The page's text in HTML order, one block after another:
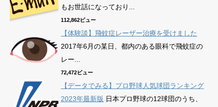
もお世話になっており...
112,862ビュー
【体験談】飛蚊症レーザー治療を受けました
2017年6月の某日、都内のある眼科で飛蚊症の
レー...
72,472ビュー
【データでみる】プロ野球人気球団ランキング
2023年最新版 日本プロ野球の12球団のうち、